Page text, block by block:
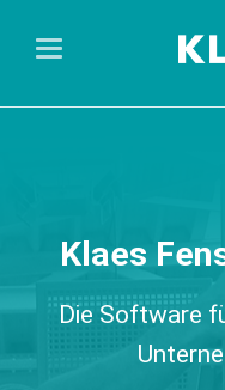
Klaes
Die Software